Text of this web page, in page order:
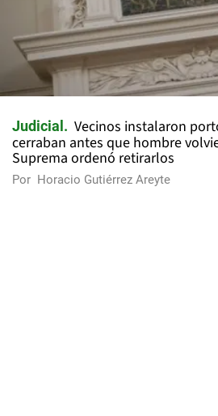
Judicial
Vecinos instalaron
cerraban antes que hombre
Suprema ordenó retirarlos
Por Horacio Gutiérrez Areyte